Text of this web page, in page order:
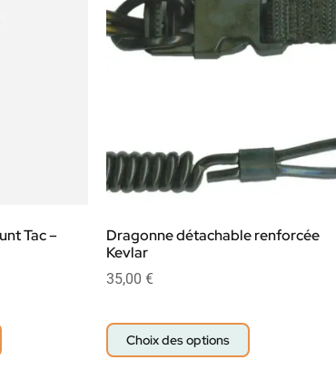
Tac –
Dragonne détachable renforcée
Kevlar
35,00€
Choix des options